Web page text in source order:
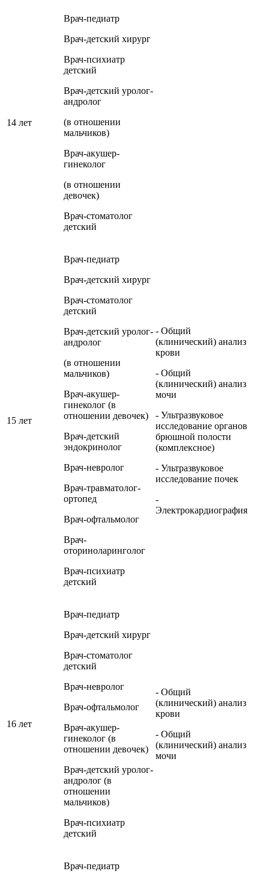
14 лет
Врач-педиатр
Врач-детский хирург
Врач-психиатр
детский
Врач-детский уролог-
андролог
(в отношении
мальчиков)
Врач-акушер-
гинеколог
(в отношении
девочек)
Врач-стоматолог
детский
15 лет
Врач-педиатр
Врач-детский хирург
Врач-стоматолог
детский
Врач-детский уролог-
андролог
(в отношении
мальчиков)
Врач-акушер-
гинеколог (в
отношении девочек)
Врач-детский
эндокринолог
Врач-невролог
Врач-травматолог-
ортопед
Врач-офтальмолог
Врач-
оториноларинголог
Врач-психиатр
детский
- Общий
(клинический) анализ
крови
- Общий
(клинический) анализ
мочи
- Ультразвуковое
исследование органов
брюшной полости
(комплексное)
- Ультразвуковое
исследование почек
-
Электрокардиография
16 лет
Врач-педиатр
Врач-детский хирург
Врач-стоматолог
детский
Врач-невролог
Врач-офтальмолог
Врач-акушер-
гинеколог (в
отношении девочек)
Врач-детский уролог-
андролог (в
отношении
мальчиков)
Врач-психиатр
детский
- Общий
(клинический) анализ
крови
- Общий
(клинический) анализ
мочи
Врач-педиатр